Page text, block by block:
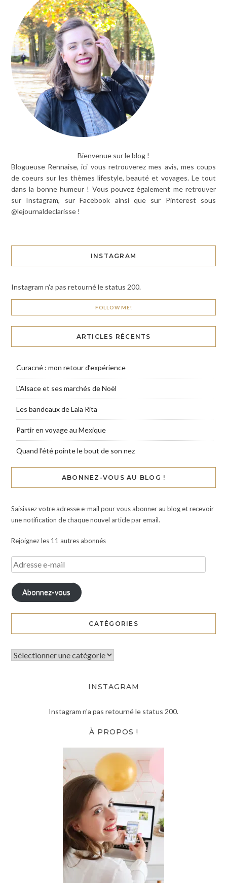
Bienvenue sur le blog !
Blogueuse Rennaise, ici vous retrouverez mes avis, mes coups
de coeurs sur les thèmes lifestyle, beauté et voyages. Le tout
dans la bonne humeur ! Vous pouvez également me retrouver
sur Instagram, sur Facebook ainsi que sur Pinterest sous
@lejournaldeclarisse !
INSTAGRAM
Instagram n'a pas retourné le status 200.
FOLLOW ME!
ARTICLES RÉCENTS
Curacné : mon retour d’expérience
L’Alsace et ses marchés de Noël
Les bandeaux de Lala Rita
Partir en voyage au Mexique
Quand l’été pointe le bout de son nez
ABONNEZ-VOUS AU BLOG !
Saisissez votre adresse e-mail pour vous abonner au blog et recevoir
une notification de chaque nouvel article par email.
Rejoignez les 11 autres abonnés
Abonnez-vous
CATÉGORIES
INSTAGRAM
Instagram n'a pas retourné le status 200.
À PROPOS !